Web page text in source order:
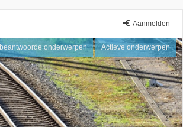
Aanmelden
onderwerpen Actieve onderwerpen